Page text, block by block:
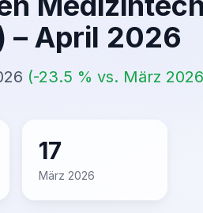
– April 2026
(-23.5 % vs. März 2026
17
März 2026